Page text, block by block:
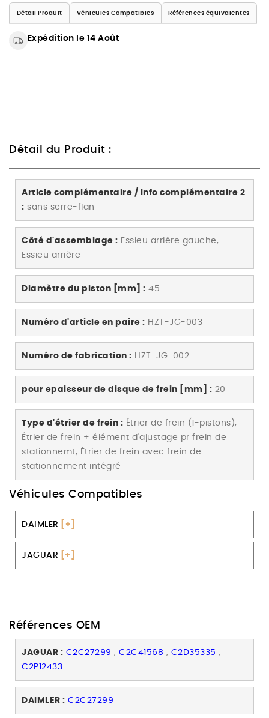
Détail Produit Véhicules Compatibles Références équivalentes
Expédition le 14 Août
Détail du Produit :
Article complémentaire / Info complémentaire 2
: sans serre-flan
Côté d'assemblage : Essieu arrière gauche,
Essieu arrière
Diamètre du piston [mm] : 45
Numéro d'article en paire : HZT-JG-003
Numéro de fabrication : HZT-JG-002
pour epaisseur de disque de frein [mm] : 20
Type d'étrier de frein : Étrier de frein (1-pistons),
Étrier de frein + élément d'ajustage pr frein de
stationnemt, Étrier de frein avec frein de
stationnement intégré
Véhicules Compatibles
DAIMLER [+]
JAGUAR [+]
Références OEM
JAGUAR : C2C27299 , C2C41568 , C2D35335 ,
C2P12433
DAIMLER : C2C27299